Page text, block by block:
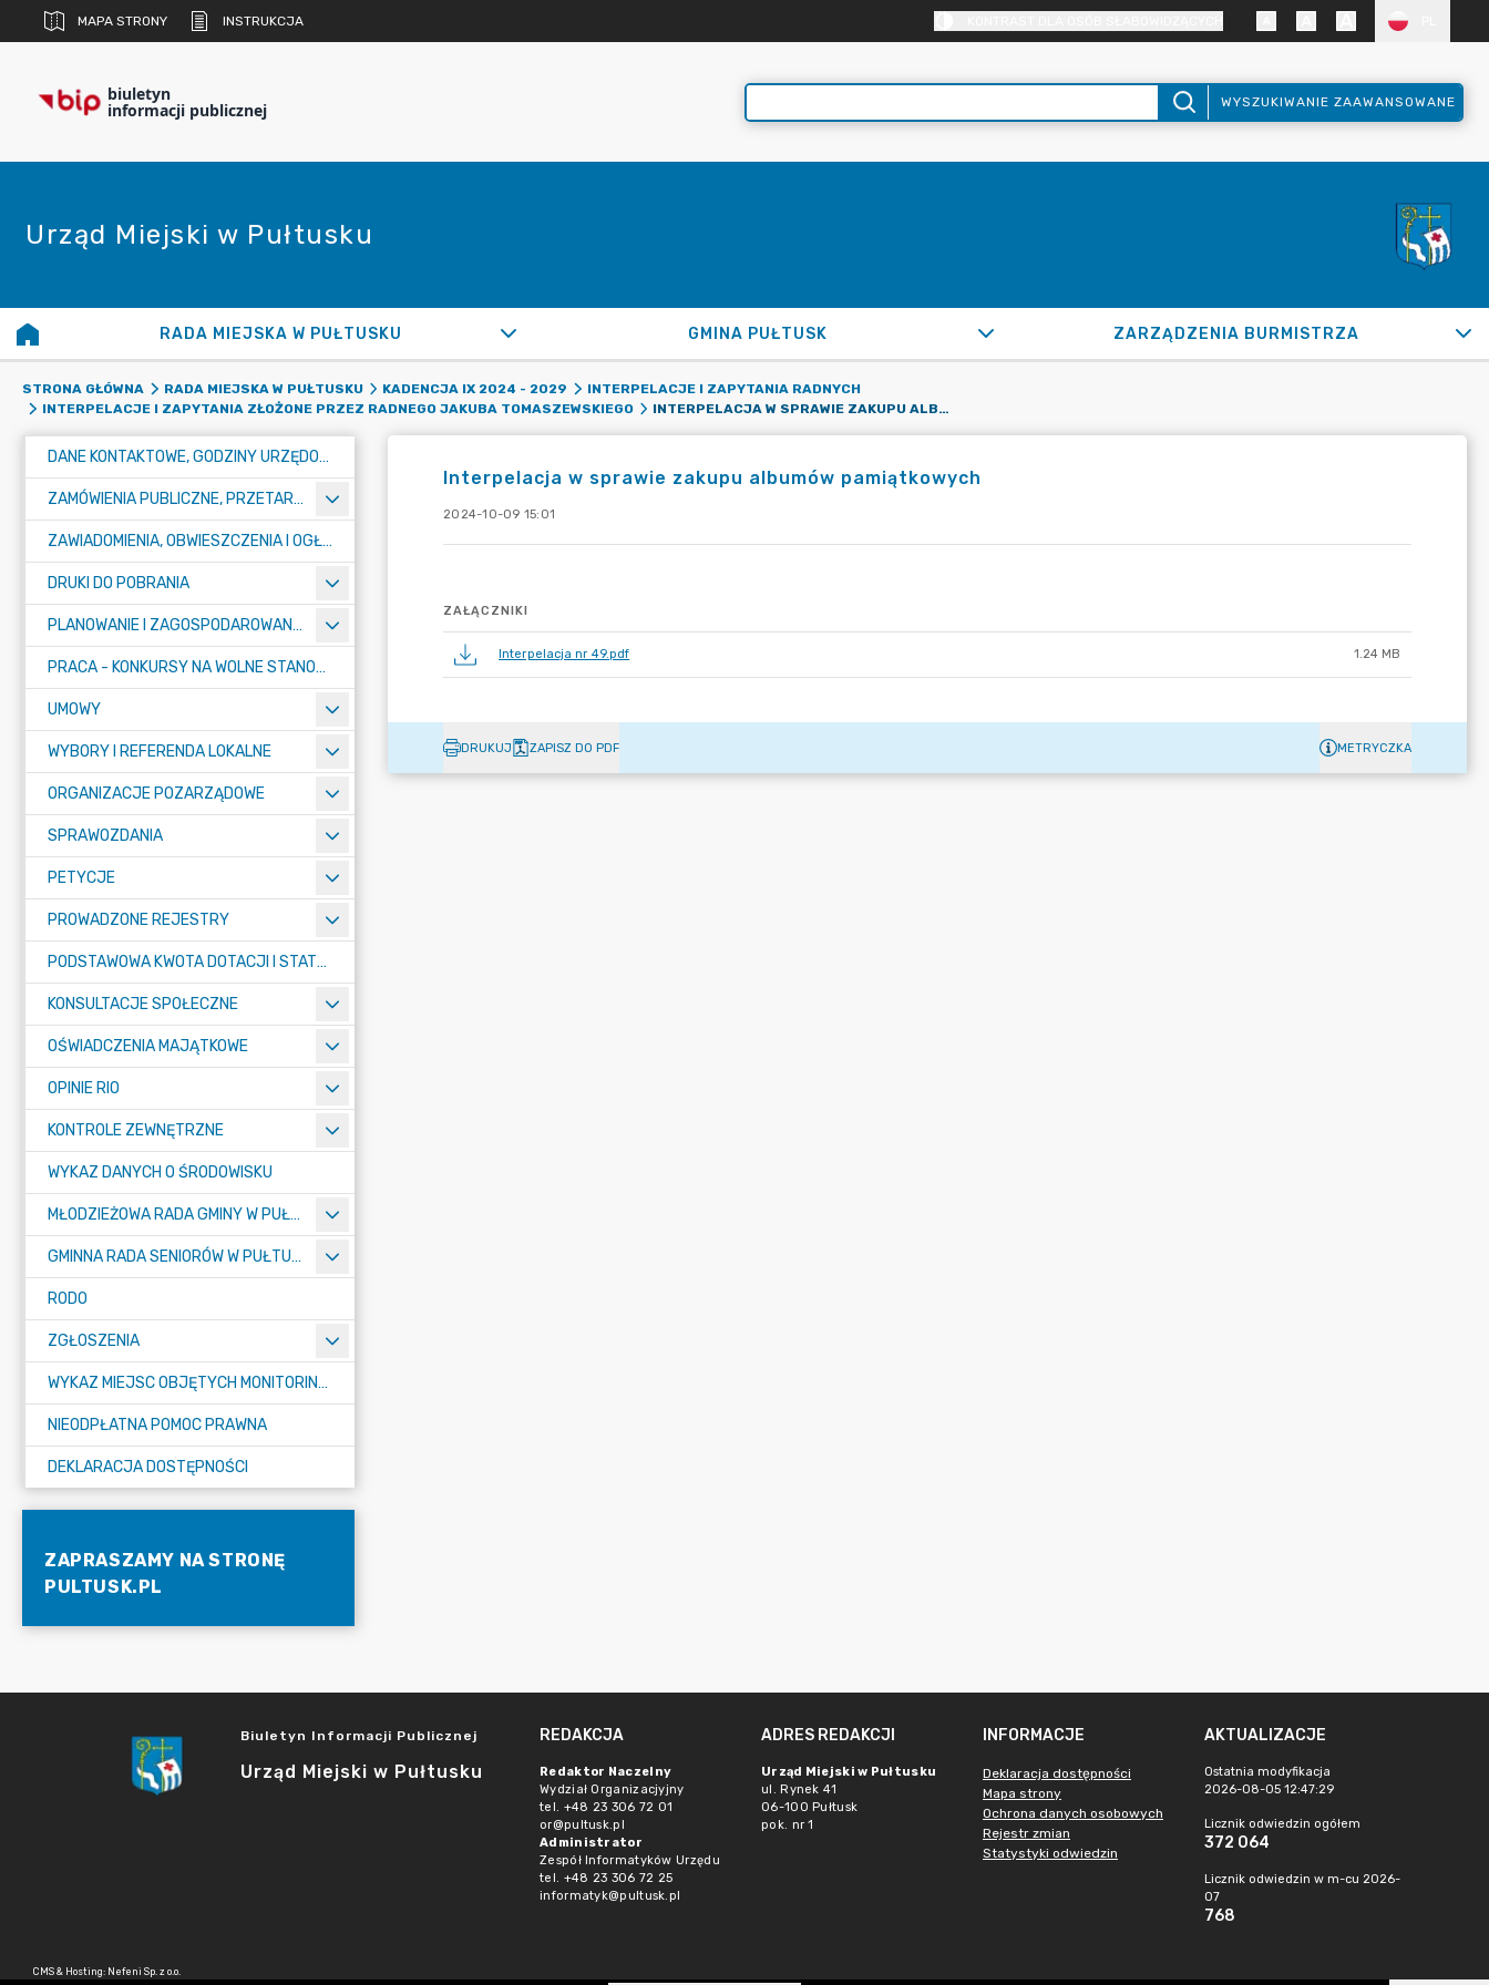
MAPA STRONY INSTRUKCJA
biuletyn
informacji publicznej WYSZUKIWANIE ZAAWANSOWANE
Urząd Miejski w Pułtusku
RADA MIEJSKA W PUŁTUSKU GMINA PUŁTUSK ZARZĄDZENIA BURMISTRZA
STRONA GŁÓWNA RADA MIEJSKA W PUŁTUSKU KADENCJA IX 2024 - 2029
INTERPELACJE I ZAPYTANIA RADNYCH
INTERPELACJE I ZAPYTANIA ZŁOŻONE PRZEZ RADNEGO JAKUBA TOMASZEWSKIEGO
INTERPELACJA W SPRAWIE ZAKUPU ALBUMÓW PAMIĄTKOWYCH
DANE KONTAKTOWE, GODZINY URZĘDOWANIA I NUMER KONTA BANKOWEGO
ZAMÓWIENIA PUBLICZNE, PRZETARGI, KONKURSY
ZAWIADOMIENIA, OBWIESZCZENIA I OGŁOSZENIA
DRUKI DO POBRANIA
PLANOWANIE I ZAGOSPODAROWANIE PRZESTRZENNE
PRACA - KONKURSY NA WOLNE STANOWISKA
UMOWY
WYBORY I REFERENDA LOKALNE
ORGANIZACJE POZARZĄDOWE
SPRAWOZDANIA
PETYCJE
PROWADZONE REJESTRY
PODSTAWOWA KWOTA DOTACJI I STATYSTYCZNA LICZBA UCZNIÓW
KONSULTACJE SPOŁECZNE
OŚWIADCZENIA MAJĄTKOWE
OPINIE RIO
KONTROLE ZEWNĘTRZNE
WYKAZ DANYCH O ŚRODOWISKU
MŁODZIEŻOWA RADA GMINY W PUŁTUSKU
GMINNA RADA SENIORÓW W PUŁTUSKU
RODO
ZGŁOSZENIA
WYKAZ MIEJSC OBJĘTYCH MONITORINGIEM
NIEODPŁATNA POMOC PRAWNA
DEKLARACJA DOSTĘPNOŚCI
ZAPRASZAMY NA STRONĘ
PULTUSK.PL
Interpelacja w sprawie zakupu albumów pamiątkowych
2024-10-09 15:01
ZAŁĄCZNIKI
Interpelacja nr 49.pdf 1.24 MB
DRUKUJ ZAPISZ DO PDF METRYCZKA
Biuletyn Informacji Publicznej
Urząd Miejski w Pułtusku
REDAKCJA
Redaktor Naczelny
Wydział Organizacjyjny
tel. +48 23 306 72 01
or@pultusk.pl
Administrator
Zespół Informatyków Urzędu
tel. +48 23 306 72 25
informatyk@pultusk.pl
ADRES REDAKCJI
Urząd Miejski w Pułtusku
ul. Rynek 41
06-100 Pułtusk
pok. nr 1
INFORMACJE
Deklaracja dostępności
Mapa strony
Ochrona danych osobowych
Rejestr zmian
Statystyki odwiedzin
AKTUALIZACJE
Ostatnia modyfikacja
2026-08-05 12:47:29
Licznik odwiedzin ogółem
372 064
Licznik odwiedzin w m-cu 2026-
07
768
CMS & Hosting: Nefeni Sp. z o.o.